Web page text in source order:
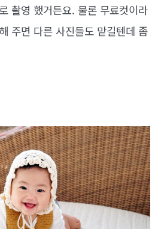
촬영 했거든요. 물론 무료컷이라
주면 다른 사진들도 맡길텐데 좀